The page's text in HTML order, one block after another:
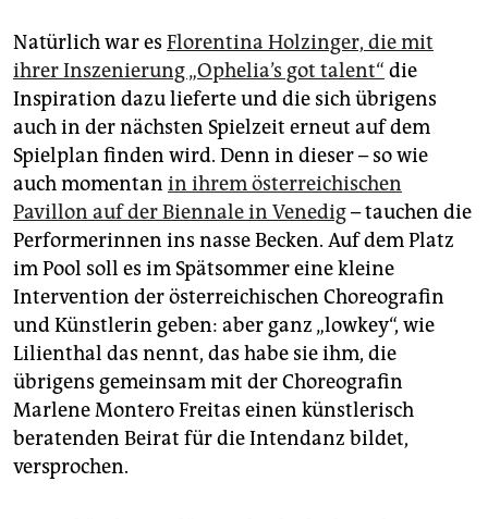
Natürlich war es Florentina Holzinger, die mit
ihrer Inszenierung „Ophelia’s got talent“ die
Inspiration dazu lieferte und die sich übrigens
auch in der nächsten Spielzeit erneut auf dem
Spielplan finden wird. Denn in dieser – so wie
auch momentan in ihrem österreichischen
Pavillon auf der Biennale in Venedig– tauchen die
Performerinnen ins nasse Becken. Auf dem Platz
im Pool soll es im Spätsommer eine kleine
Intervention der österreichischen Choreografin
und Künstlerin geben: aber ganz „lowkey“, wie
Lilienthal das nennt, das habe sie ihm, die
übrigens gemeinsam mit der Choreografin
Marlene Montero Freitas einen künstlerisch
beratenden Beirat für die Intendanz bildet,
versprochen.